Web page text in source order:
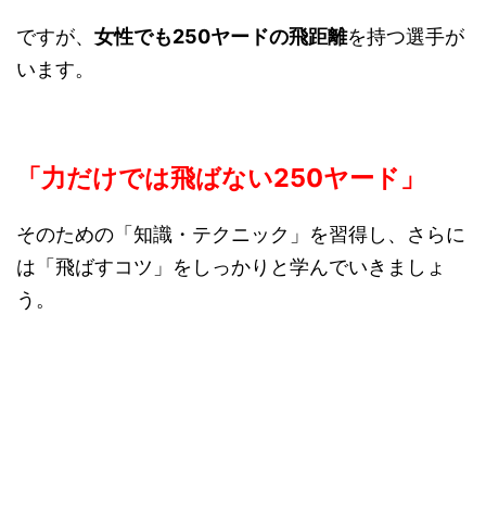
ですが、 女性でも250ヤードの飛距離を持つ選手が
います。
「力だけでは飛ばない250ヤード」
そのための「知識・テクニック」を習得し、さらに
は「飛ばすコツ」をしっかりと学んでいきましょ
う。